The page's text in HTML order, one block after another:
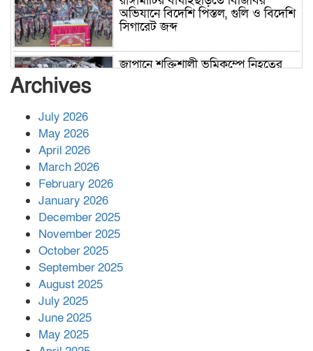
অভিযানে বিদেশি পিস্তল, গুলি ও বিদেশি
সিগারেট জব্দ
জাপানে শক্তিশালী ভূমিকম্পে নিহতের
পর ফোন তারেক রহমানের,গ্যাস সঙ্কট
Archives
July 2026
May 2026
April 2026
March 2026
February 2026
January 2026
December 2025
November 2025
October 2025
September 2025
August 2025
July 2025
June 2025
May 2025